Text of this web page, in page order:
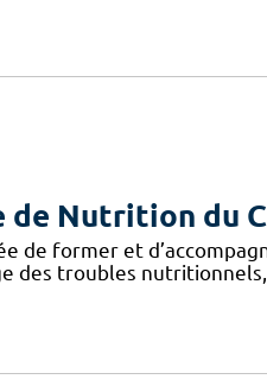
de Nutrition du
de former et
des troubles